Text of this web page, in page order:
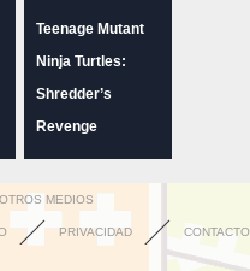
Teenage Mutant
Ninja Turtles:
Shredder’s
Revenge
MEDIOS
PRIVACIDAD CONTACTO